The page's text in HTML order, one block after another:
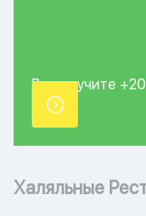
Вы получите +20
точки.
Халяльные